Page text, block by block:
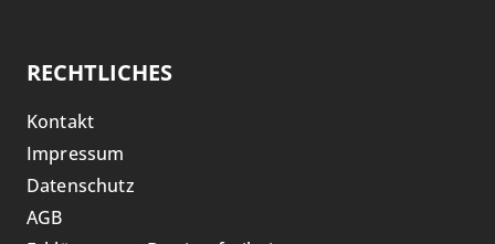
RECHTLICHES
Kontakt
Impressum
Datenschutz
AGB